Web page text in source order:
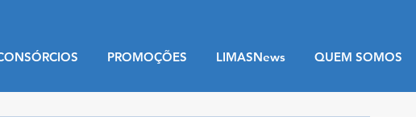
PROMOÇÕES LIMASNews QUEM SOMOS